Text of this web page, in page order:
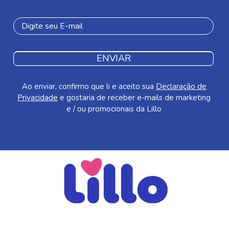
ENVIAR
Ao enviar, confirmo que li e aceito sua Declaração de
Privacidade e gostaria de receber e-mails de marketing
e / ou promocionais da Lillo